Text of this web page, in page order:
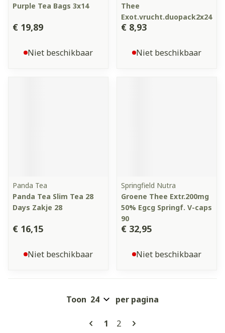
Purple Tea Bags 3x14
€ 19,89
Niet beschikbaar
Thee
Exot.vrucht.duopack2x24
€ 8,93
Niet beschikbaar
Panda Tea
Panda Tea Slim Tea 28
Days Zakje 28
€ 16,15
Niet beschikbaar
Springfield Nutra
Groene Thee Extr.200mg
50% Egcg Springf. V-caps
90
€ 32,95
Niet beschikbaar
Pagina's
U lees momenteel pagina
1 Pagina
2
Toon per pagina